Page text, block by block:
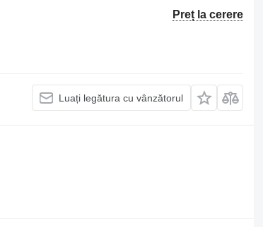
Preț la cerere
Luați legătura cu vânzătorul